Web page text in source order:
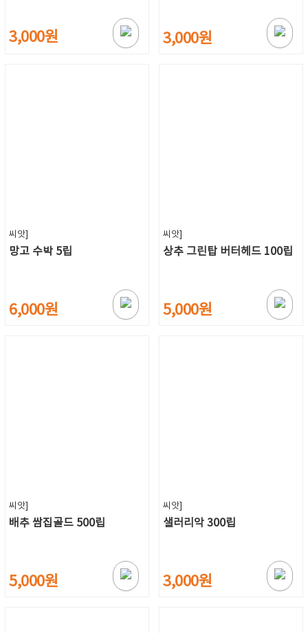
3,000원 3,000원
씨앗]
망고 수박 5립
6,000원
씨앗]
상추 그린탑 버터헤드 100립
5,000원
씨앗]
배추 쌈집골드 500립
5,000원
씨앗]
샐러리악 300립
3,000원